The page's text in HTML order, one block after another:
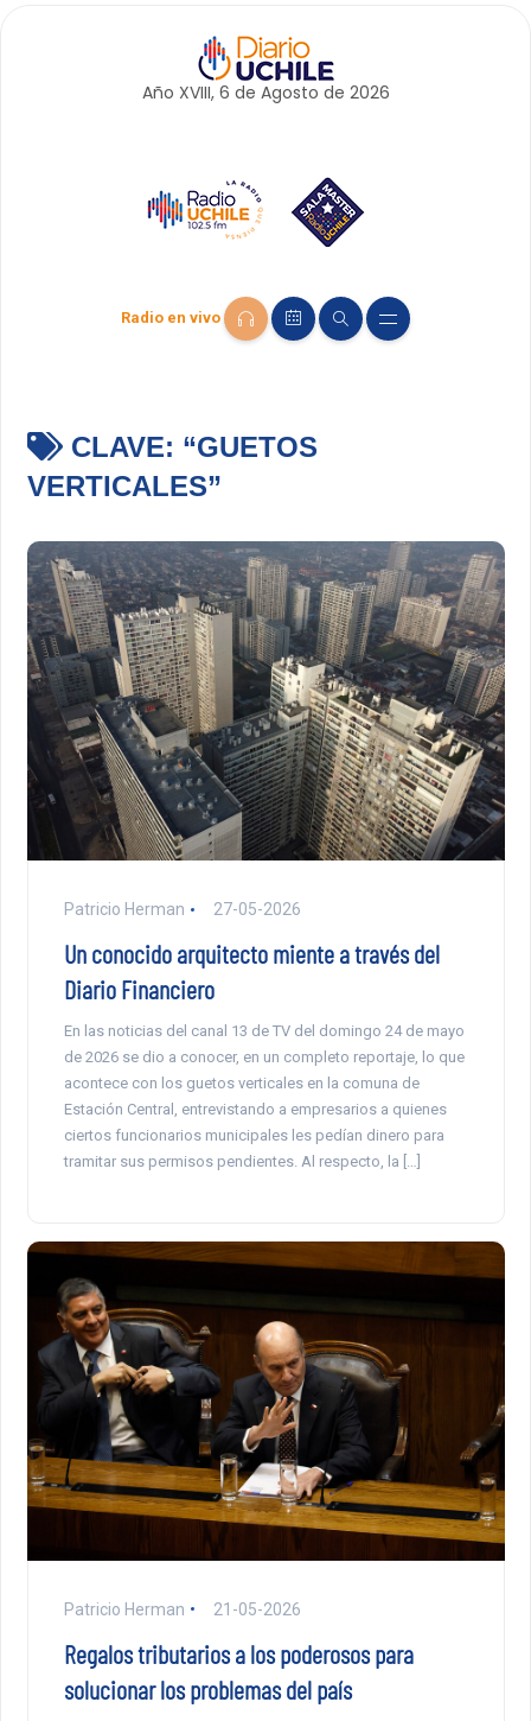
Año XVIII, 6 de Agosto de 2026
Radio en vivo
CLAVE: “GUETOS
VERTICALES”
Patricio Herman 27-05-2026
Un conocido arquitecto miente a través del
Diario Financiero
En las noticias del canal 13 de TV del domingo 24 de mayo
de 2026 se dio a conocer, en un completo reportaje, lo que
acontece con los guetos verticales en la comuna de
Estación Central, entrevistando a empresarios a quienes
ciertos funcionarios municipales les pedían dinero para
tramitar sus permisos pendientes. Al respecto, la […]
Patricio Herman 21-05-2026
Regalos tributarios a los poderosos para
solucionar los problemas del país